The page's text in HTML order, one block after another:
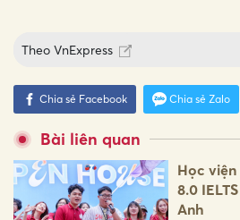
Theo VnExpress
Chia sẻ Facebook Chia sẻ Zalo
Bài liên quan
Học
8.0
Anh